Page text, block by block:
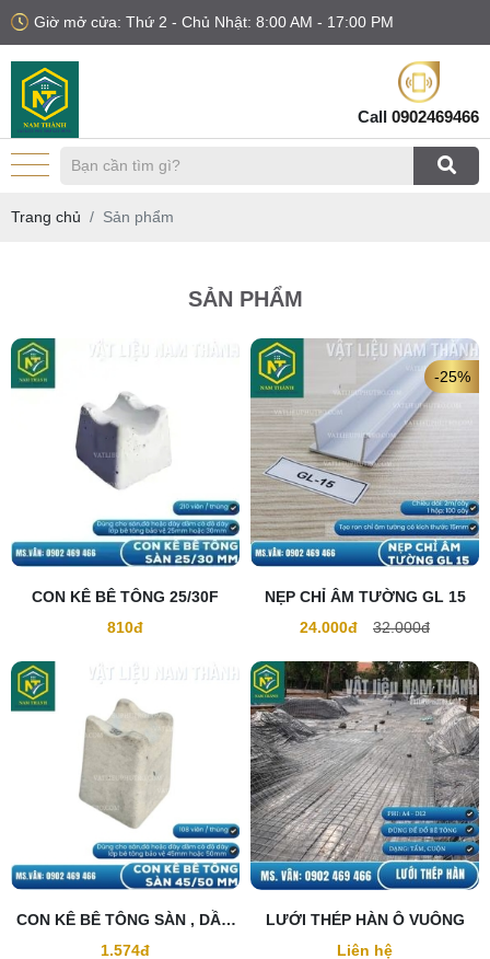
Giờ mở cửa: Thứ 2 - Chủ Nhật: 8:00 AM - 17:00 PM
Call 0902469466
Trang chủ Sản phẩm
SẢN PHẨM
CON KÊ BÊ TÔNG 25/30F
810đ
NẸP CHỈ ÂM TƯỜNG GL 15
24.000đ
32.000đ
-25%
CON KÊ BÊ TÔNG SÀN , DẦM
45/50F
1.574đ
LƯỚI THÉP HÀN Ô VUÔNG
Liên hệ